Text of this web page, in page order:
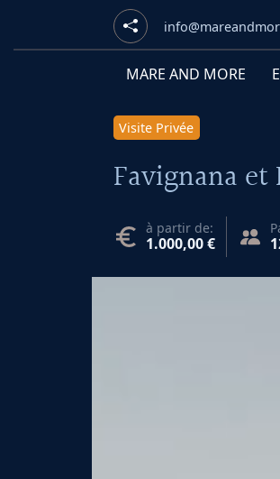
MARE AND MORE
Visite Privée
Favignana
à partir de:
1.000,00 €